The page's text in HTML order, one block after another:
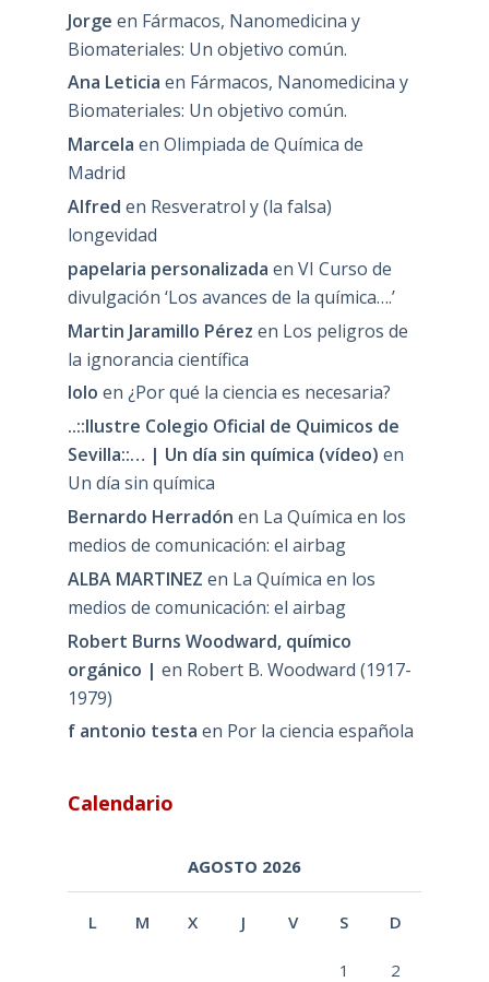
Jorge en Fármacos, Nanomedicina y
Biomateriales: Un objetivo común.
Ana Leticia en Fármacos, Nanomedicina y
Biomateriales: Un objetivo común.
Marcela en Olimpiada de Química de
Madrid
Alfred en Resveratrol y (la falsa)
longevidad
papelaria personalizada en VI Curso de
divulgación ‘Los avances de la química….’
Martin Jaramillo Pérez en Los peligros de
la ignorancia científica
lolo en ¿Por qué la ciencia es necesaria?
..::Ilustre Colegio Oficial de Quimicos de
Sevilla::… | Un día sin química (vídeo) en
Un día sin química
Bernardo Herradón en La Química en los
medios de comunicación: el airbag
ALBA MARTINEZ en La Química en los
medios de comunicación: el airbag
Robert Burns Woodward, químico
orgánico | en Robert B. Woodward (1917-
1979)
f antonio testa en Por la ciencia española
Calendario
AGOSTO 2026
L M X J V S D
1 2